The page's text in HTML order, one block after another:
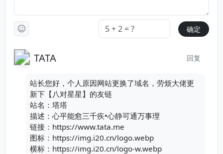
TATA 回复
站长您好，个人原因网站更换了域名，劳烦大佬更
新下【八对星星】的友链
站名：塔塔
描述：心平能愈三千疾•心静可通万事理
链接：https://www.tata.me
图标：https://img.i20.cn/logo.webp
横标：https://img.i20.cn/logo-w.webp